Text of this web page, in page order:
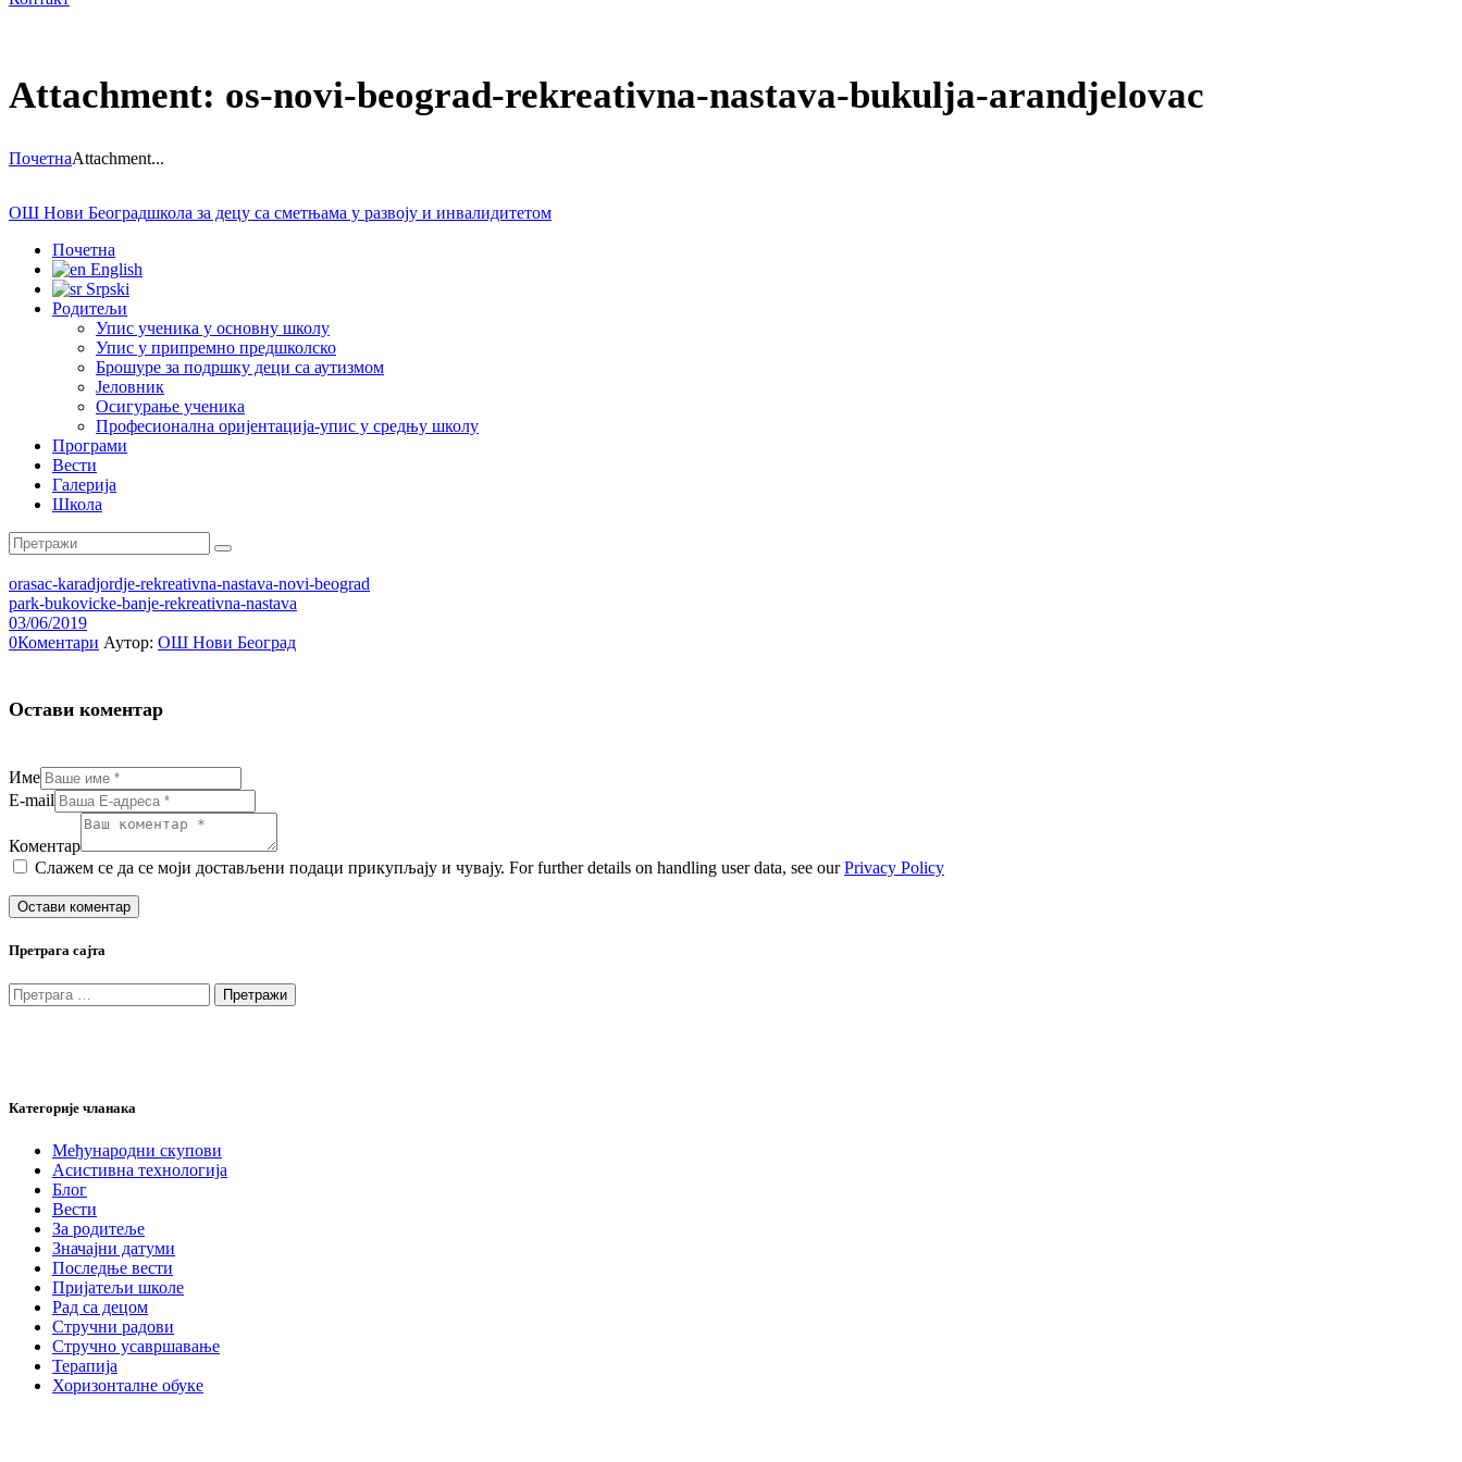
Attachment: os-novi-beograd-rekreativna-nastava-bukulja-arandjelovac
ПочетнаAttachment...
ОШ Нови Београдшкола за децу са сметњама у развоју и инвалидитетом
Почетна
English
Srpski
Родитељи
Упис ученика у основну школу
Упис у припремно предшколско
Брошуре за подршку деци са аутизмом
Јеловник
Осигурање ученика
Професионална оријентација-упис у средњу школу
Програми
Вести
Галерија
Школа
orasac-karadjordje-rekreativna-nastava-novi-beograd
park-bukovicke-banje-rekreativna-nastava
03/06/2019
0Коментари Аутор: ОШ Нови Београд
Остави коментар
Име
E-mail
Коментар
Слажем се да се моји достављени подаци прикупљају и чувају. For further details on handling user data, see ourPrivacy Policy
Претрага сајта
Претрага
за:
Категорије чланака
Међународни скупови
Асистивна технологија
Блог
Вести
За родитеље
Значајни датуми
Последње вести
Пријатељи школе
Рад са децом
Стручни радови
Стручно усавршавање
Терапија
Хоризонталне обуке